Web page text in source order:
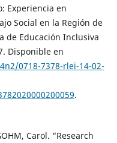
Experiencia en
Social en la Región de
de Educación Inclusiva
Disponible en
0718-7378-rlei-14-02-
.
Carol. “Research